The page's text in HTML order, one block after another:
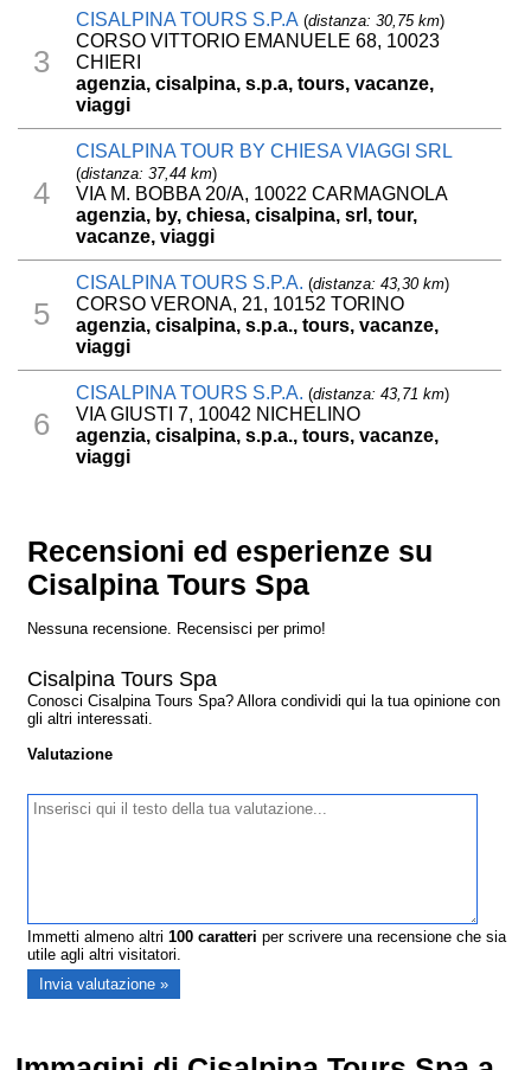
3
CISALPINA TOURS S.P.A (distanza: 30,75 km)
CORSO VITTORIO EMANUELE 68, 10023
CHIERI
agenzia, cisalpina, s.p.a, tours, vacanze,
viaggi
4
CISALPINA TOUR BY CHIESA VIAGGI SRL
(distanza: 37,44 km)
VIA M. BOBBA 20/A, 10022 CARMAGNOLA
agenzia, by, chiesa, cisalpina, srl, tour,
vacanze, viaggi
5
CISALPINA TOURS S.P.A. (distanza: 43,30 km)
CORSO VERONA, 21, 10152 TORINO
agenzia, cisalpina, s.p.a., tours, vacanze,
viaggi
6
CISALPINA TOURS S.P.A. (distanza: 43,71 km)
VIA GIUSTI 7, 10042 NICHELINO
agenzia, cisalpina, s.p.a., tours, vacanze,
viaggi
Recensioni ed esperienze su
Cisalpina Tours Spa
Nessuna recensione. Recensisci per primo!
Cisalpina Tours Spa
Conosci Cisalpina Tours Spa? Allora condividi qui la tua opinione con
gli altri interessati.
Valutazione
Immetti almeno altri100 caratteri per scrivere una recensione che sia
utile agli altri visitatori.